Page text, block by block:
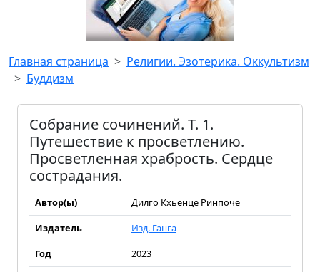
Главная страница
Религии. Эзотерика. Оккультизм
Буддизм
Собрание сочинений. Т. 1.
Путешествие к просветлению.
Просветленная храбрость. Сердце
сострадания.
Автор(ы)
Дилго Кхьенце Ринпоче
Издатель
Изд. Ганга
Год
2023